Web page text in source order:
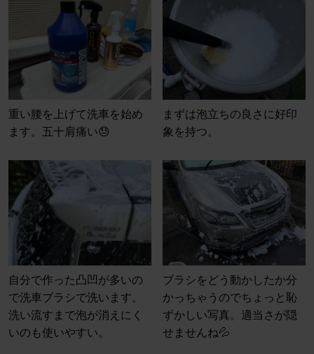
重い腰を上げて洗車を始め
ます。五十肩痛い😓
まずは泡立ちの良さに好印
象を持つ。
自分で作った凸凹が多いの
で洗車ブラシで洗います。
洗い流すまで泡が消えにく
いのも使いやすい。
ブラシをどう動かしたか分
かっちゃうのでちょっと恥
ずかしい写真。適当さが隠
せませんね💦